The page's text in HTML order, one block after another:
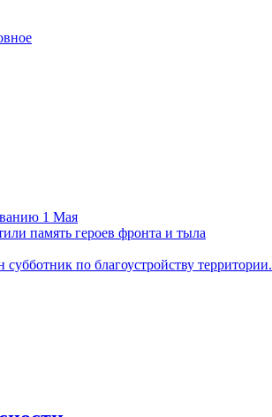
1 Мая
память героев фронта и тыла
по благоустройству территории.